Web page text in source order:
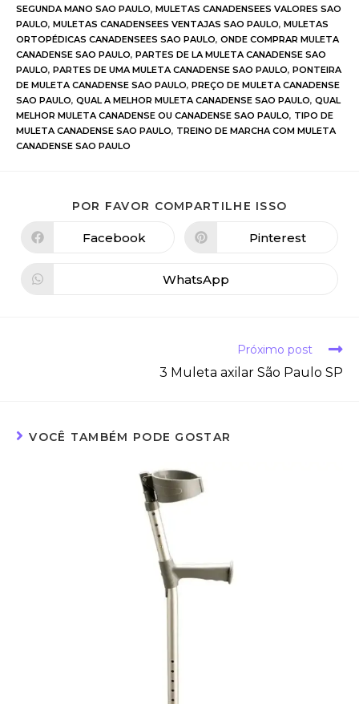
SEGUNDA MANO SAO PAULO, MULETAS CANADENSEES VALORES SAO
PAULO, MULETAS CANADENSEES VENTAJAS SAO PAULO, MULETAS
ORTOPÉDICAS CANADENSEES SAO PAULO, ONDE COMPRAR MULETA
CANADENSE SAO PAULO, PARTES DE LA MULETA CANADENSE SAO
PAULO, PARTES DE UMA MULETA CANADENSE SAO PAULO, PONTEIRA
DE MULETA CANADENSE SAO PAULO, PREÇO DE MULETA CANADENSE
SAO PAULO, QUAL A MELHOR MULETA CANADENSE SAO PAULO, QUAL
MELHOR MULETA CANADENSE OU CANADENSE SAO PAULO, TIPO DE
MULETA CANADENSE SAO PAULO, TREINO DE MARCHA COM MULETA
CANADENSE SAO PAULO
POR FAVOR COMPARTILHE ISSO
Facebook Pinterest
WhatsApp
Próximo post
3 Muleta axilar São Paulo SP
VOCÊ TAMBÉM PODE GOSTAR